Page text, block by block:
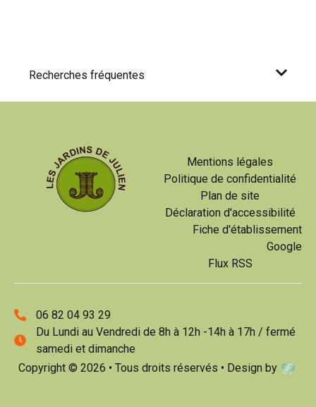
Recherches fréquentes
Mentions légales
Politique de confidentialité
Plan de site
Déclaration d'accessibilité
Fiche d'établissement
Google
Flux RSS
Copyright © 2026 • Tous droits réservés • Design by
06 82 04 93 29
Du Lundi au Vendredi de 8h à 12h -14h à 17h / fermé
samedi et dimanche